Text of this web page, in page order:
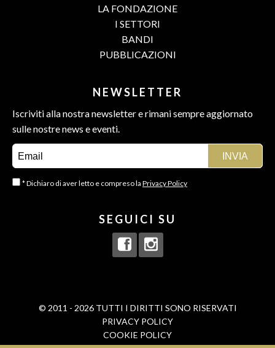
LA FONDAZIONE
I SETTORI
BANDI
PUBBLICAZIONI
NEWSLETTER
Iscriviti alla nostra newsletter e rimani sempre aggiornato
sulle nostre news e eventi.
* Dichiaro di aver letto e compreso la Privacy Policy
SEGUICI SU
© 2011 - 2026 TUTTI I DIRITTI SONO RISERVATI
PRIVACY POLICY
COOKIE POLICY